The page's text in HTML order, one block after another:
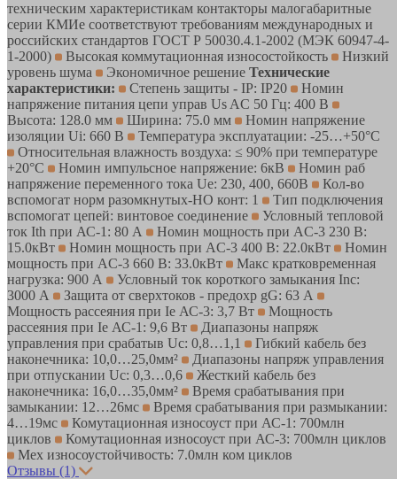
техническим характеристикам контакторы малогабаритные
серии КМИе соответствуют требованиям международных и
российских стандартов ГОСТ Р 50030.4.1-2002 (МЭК 60947-4-
1-2000)
Высокая коммутационная износостойкость
Низкий
уровень шума
Экономичное решение Технические
характеристики:
Степень защиты - IP: IP20
Номин
напряжение питания цепи управ Us AC 50 Гц: 400 В
Высота: 128.0 мм
Ширина: 75.0 мм
Номин напряжение
изоляции Ui: 660 В
Температура эксплуатации: -25…+50°C
Относительная влажность воздуха: ≤ 90% при температуре
+20°C
Номин импульсное напряжение: 6кВ
Номин раб
напряжение переменного тока Ue: 230, 400, 660В
Кол-во
вспомогат норм разомкнутых-НО конт: 1
Тип подключения
вспомогат цепей: винтовое соединение
Условный тепловой
ток Ith при АС-1: 80 А
Номин мощность при AC-3 230 В:
15.0кВт
Номин мощность при AC-3 400 В: 22.0кВт
Номин
мощность при AC-3 660 В: 33.0кВт
Макс кратковременная
нагрузка: 900 А
Условный ток короткого замыкания Inc:
3000 А
Защита от сверхтоков - предохр gG: 63 А
Мощность рассеяния при Ie АС-3: 3,7 Вт
Мощность
рассеяния при Ie АС-1: 9,6 Вт
Диапазоны напряж
управления при срабатыв Uc: 0,8…1,1
Гибкий кабель без
наконечника: 10,0…25,0мм²
Диапазоны напряж управления
при отпускании Uc: 0,3…0,6
Жесткий кабель без
наконечника: 16,0…35,0мм²
Время срабатывания при
замыкании: 12…26мс
Время срабатывания при размыкании:
4…19мс
Комутационная износоуст при АС-1: 700млн
циклов
Комутационная износоуст при АС-3: 700млн циклов
Мех износоустойчивость: 7.0млн ком циклов
Отзывы (1)